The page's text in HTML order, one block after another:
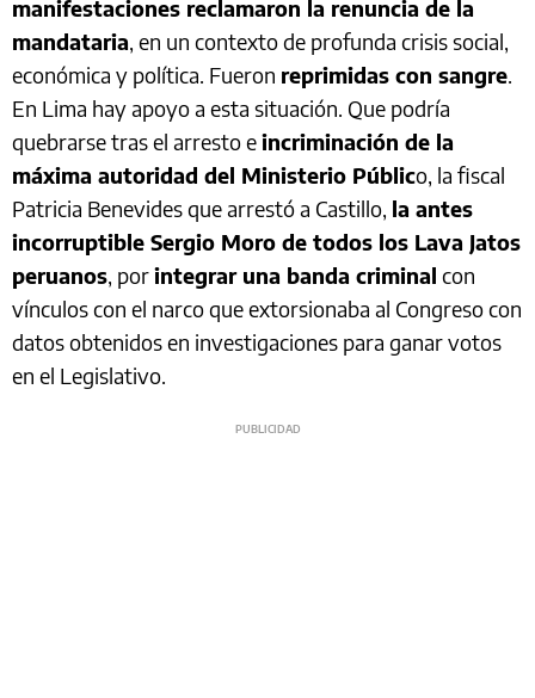
manifestaciones reclamaron la renuncia de la
mandataria, en un contexto de profunda crisis social,
económica y política. Fueron reprimidas con sangre.
En Lima hay apoyo a esta situación. Que podría
quebrarse tras el arresto eincriminación de la
máxima autoridad del Ministerio Público, la fiscal
Patricia Benevides que arrestó a Castillo, la antes
incorruptible Sergio Moro de todos los Lava Jatos
peruanos, porintegrar una banda criminal con
vínculos con el narco que extorsionaba al Congreso con
datos obtenidos en investigaciones para ganar votos
en el Legislativo.